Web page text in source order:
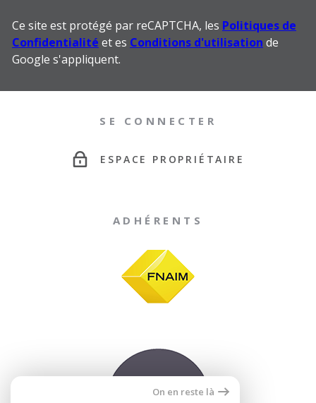
Ce site est protégé par reCAPTCHA, les Politiques de
Confidentialité et es Conditions d'utilisation de
Google s'appliquent.
SE CONNECTER
ESPACE PROPRIÉTAIRE
ADHÉRENTS
On en reste là